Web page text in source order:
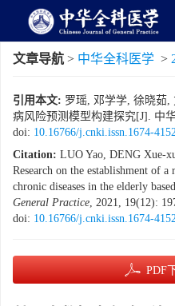
文章导航 > 中华全科医学 >
引用本文: 罗瑶, 邓学学, 徐晓茹,
病风险预测模型构建探究[J]. 中
doi: 10.16766/j.cnki.issn.1674-
Citation: LUO Yao, DENG Xue-
Research on the establishment of
chronic diseases in the elderly
General Practice, 2021, 19(12):
doi: 10.16766/j.cnki.issn.1674-
PDF